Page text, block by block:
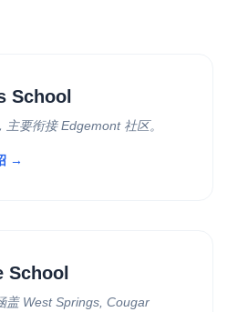
School
主要衔接 Edgemont 社区。
→
School
盖 West Springs, Cougar